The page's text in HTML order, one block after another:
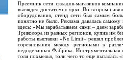
Преемник сети складов-магазинов
выглядел достаточно ярко. Во втором
оборудования, стенд сети был самым
понятно не было. Реклама давалась
здесь: «Мы зарабатываем сами – даем
Триколора из разных регионов, купив им
работы выставки «No Limit» решил
соревнования между регионами в
недоделанная Фабрика.
толи похмелья, толи чего то еще пыталась